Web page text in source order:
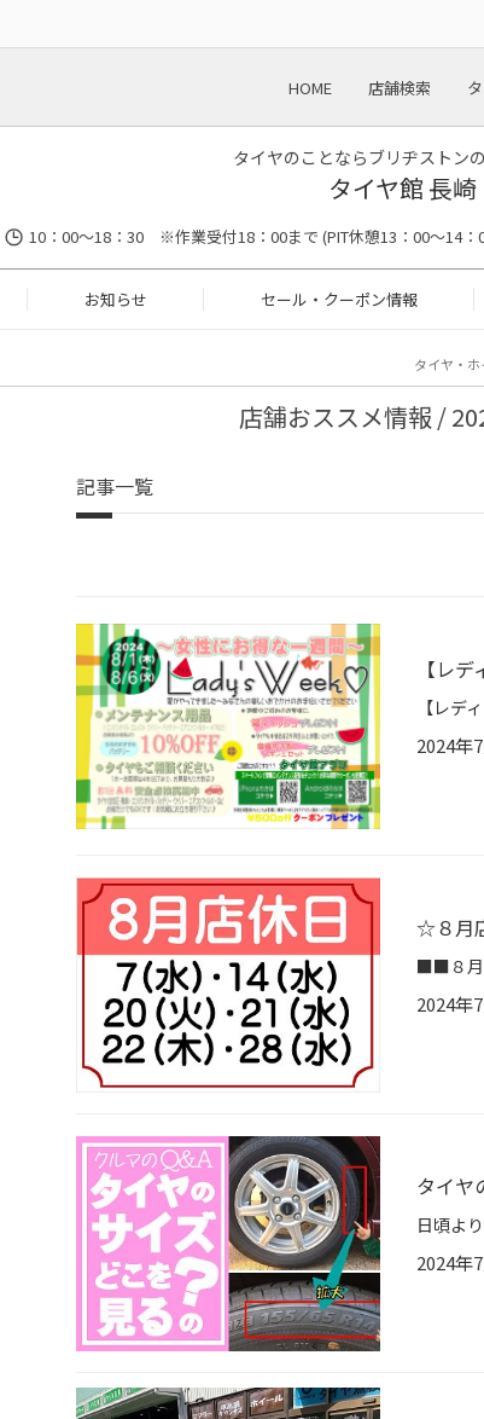
HOME 店舗検索
タイヤのことならブリヂストン
タイヤ館 長崎
10：00～18：30 ※作業受付18：00まで (PIT休憩13：00～14：
お知らせ セール・クーポン情報
タイヤ・
店舗おススメ情報 /
記事一覧
【レ
2024年
☆８月
2024年
タイヤ
2024年